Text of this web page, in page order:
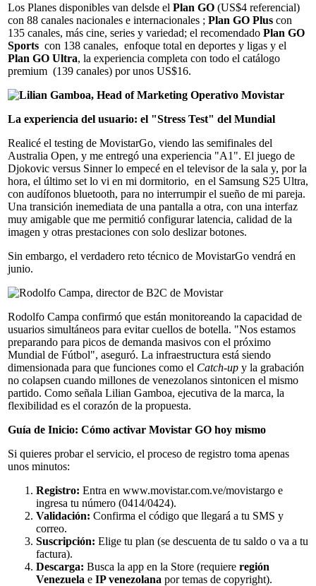
Los Planes disponibles van delsde el Plan GO (US$4 referencial)
con 88 canales nacionales e internacionales ; Plan GO Plus con
135 canales, más cine, series y variedad; el recomendado Plan GO
Sports con 138 canales, enfoque total en deportes y ligas y el
Plan GO Ultra, la experiencia completa con todo el catálogo
premium (139 canales) por unos US$16.
La experiencia del usuario: el "Stress Test" del Mundial
Realicé el testing de MovistarGo, viendo las semifinales del
Australia Open, y me entregó una experiencia "A1". El juego de
Djokovic versus Sinner lo empecé en el televisor de la sala y, por la
hora, el último set lo vi en mi dormitorio, en el Samsung S25 Ultra,
con audífonos bluetooth, para no interrumpir el sueño de mi pareja.
Una transición inemediata de una pantalla a otra, con una interfaz
muy amigable que me permitió configurar latencia, calidad de la
imagen y otras prestaciones con solo deslizar botones.
Sin embargo, el verdadero reto técnico de MovistarGo vendrá en
junio.
Rodolfo Campa confirmó que están monitoreando la capacidad de
usuarios simultáneos para evitar cuellos de botella. "Nos estamos
preparando para picos de demanda masivos con el próximo
Mundial de Fútbol", aseguró. La infraestructura está siendo
dimensionada para que funciones como el Catch-up y la grabación
no colapsen cuando millones de venezolanos sintonicen el mismo
partido. Como señala Lilian Gamboa, ejecutiva de la marca, la
flexibilidad es el corazón de la propuesta.
Guía de Inicio: Cómo activar Movistar GO hoy mismo
Si quieres probar el servicio, el proceso de registro toma apenas
unos minutos:
Registro: Entra en www.movistar.com.ve/movistargo e
ingresa tu número (0414/0424).
Validación: Confirma el código que llegará a tu SMS y
correo.
Suscripción: Elige tu plan (se descuenta de tu saldo o va a tu
factura).
Descarga: Busca la app en la Store (requiere región
Venezuela e IP venezolana por temas de copyright).